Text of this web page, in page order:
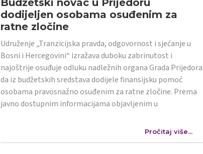
dodijeljen osobama osuđenim za
ratne zločine
Udruženje „Tranzicijska pravda, odgovornost i sjećanje u
Bosni i Hercegovini“ izražava duboku zabrinutost i
najoštrije osuđuje odluku nadležnih organa Grada Prijedora
da iz budžetskih sredstava dodijele finansijsku pomoć
osobama pravosnažno osuđenim za ratne zločine. Prema
javno dostupnim informacijama objavljenim u
Pročitaj više...